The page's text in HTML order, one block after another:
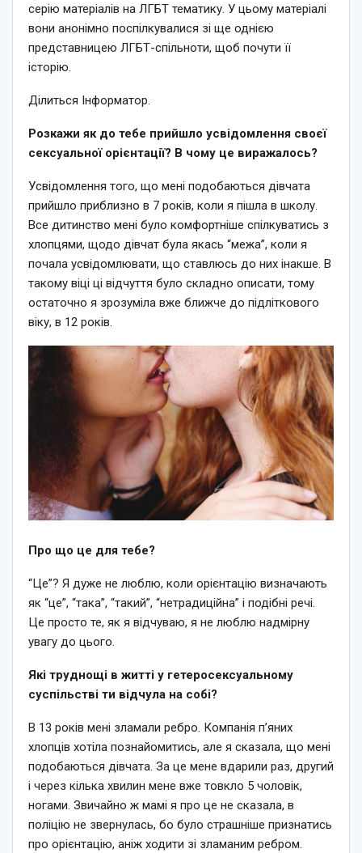
серію матеріалів на ЛГБТ тематику. У цьому матеріалі
вони анонімно поспілкувалися зі ще однією
представницею ЛГБТ-спільноти, щоб почути її
історію.
Ділиться Інформатор.
Розкажи як до тебе прийшло усвідомлення своєї
сексуальної орієнтації? В чому це виражалось?
Усвідомлення того, що мені подобаються дівчата
прийшло приблизно в 7 років, коли я пішла в школу.
Все дитинство мені було комфортніше спілкуватись з
хлопцями, щодо дівчат була якась “межа”, коли я
почала усвідомлювати, що ставлюсь до них інакше. В
такому віці ці відчуття було складно описати, тому
остаточно я зрозуміла вже ближче до підліткового
віку, в 12 років.
Про що це для тебе?
“Це”? Я дуже не люблю, коли орієнтацію визначають
як “це”, “така”, “такий”, “нетрадиційна” і подібні речі.
Це просто те, як я відчуваю, я не люблю надмірну
увагу до цього.
Які труднощі в житті у гетеросексуальному
суспільстві ти відчула на собі?
В 13 років мені зламали ребро. Компанія п’яних
хлопців хотіла познайомитись, але я сказала, що мені
подобаються дівчата. За це мене вдарили раз, другий
і через кілька хвилин мене вже товкло 5 чоловік,
ногами. Звичайно ж мамі я про це не сказала, в
поліцію не звернулась, бо було страшніше признатись
про орієнтацію, аніж ходити зі зламаним ребром.